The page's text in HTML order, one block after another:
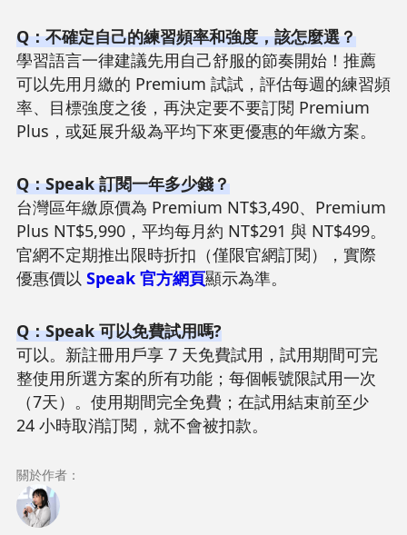
Q：不確定自己的練習頻率和強度，該怎麼選？
學習語言一律建議先用自己舒服的節奏開始！推薦
可以先用月繳的 Premium 試試，評估每週的練習頻
率、目標強度之後，再決定要不要訂閱 Premium
Plus，或延展升級為平均下來更優惠的年繳方案。
Q：Speak 訂閱一年多少錢？
台灣區年繳原價為 Premium NT$3,490、Premium
Plus NT$5,990，平均每月約 NT$291 與 NT$499。
官網不定期推出限時折扣（僅限官網訂閱），實際
優惠價以 Speak 官方網頁顯示為準。
Q：Speak 可以免費試用嗎?
可以。新註冊用戶享 7 天免費試用，試用期間可完
整使用所選方案的所有功能；每個帳號限試用一次
（7天）。使用期間完全免費；在試用結束前至少
24 小時取消訂閱，就不會被扣款。
關於作者：